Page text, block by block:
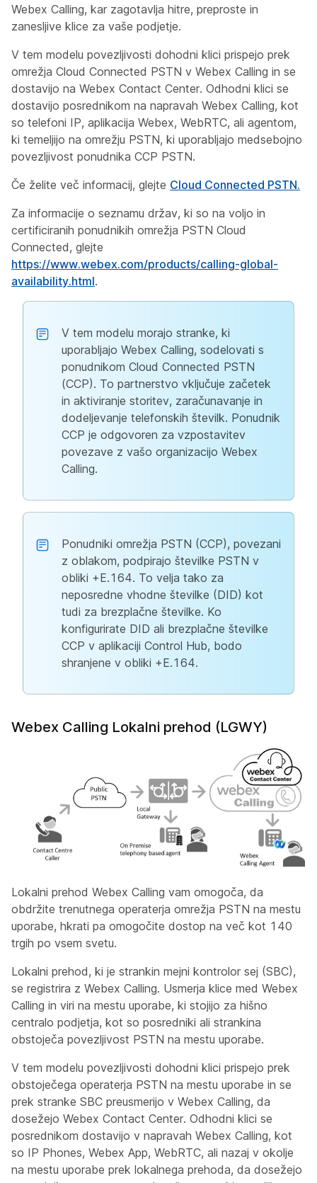
Webex Calling, kar zagotavlja hitre, preproste in
zanesljive klice za vaše podjetje.
V tem modelu povezljivosti dohodni klici prispejo prek
omrežja Cloud Connected PSTN v Webex Calling in se
dostavijo na Webex Contact Center. Odhodni klici se
dostavijo posrednikom na napravah Webex Calling, kot
so telefoni IP, aplikacija Webex, WebRTC, ali agentom,
ki temeljijo na omrežju PSTN, ki uporabljajo medsebojno
povezljivost ponudnika CCP PSTN.
Če želite več informacij, glejte Cloud Connected PSTN.
Za informacije o seznamu držav, ki so na voljo in
certificiranih ponudnikih omrežja PSTN Cloud
Connected, glejte
https://www.webex.com/products/calling-global-
availability.html.
V tem modelu morajo stranke, ki
uporabljajo Webex Calling, sodelovati s
ponudnikom Cloud Connected PSTN
(CCP). To partnerstvo vključuje začetek
in aktiviranje storitev, zaračunavanje in
dodeljevanje telefonskih številk. Ponudnik
CCP je odgovoren za vzpostavitev
povezave z vašo organizacijo Webex
Calling.
Ponudniki omrežja PSTN (CCP), povezani
z oblakom, podpirajo številke PSTN v
obliki +E.164. To velja tako za
neposredne vhodne številke (DID) kot
tudi za brezplačne številke. Ko
konfigurirate DID ali brezplačne številke
CCP v aplikaciji Control Hub, bodo
shranjene v obliki +E.164.
Webex Calling Lokalni prehod (LGWY)
Lokalni prehod Webex Calling vam omogoča, da
obdržite trenutnega operaterja omrežja PSTN na mestu
uporabe, hkrati pa omogočite dostop na več kot 140
trgih po vsem svetu.
Lokalni prehod, ki je strankin mejni kontrolor sej (SBC),
se registrira z Webex Calling. Usmerja klice med Webex
Calling in viri na mestu uporabe, ki stojijo za hišno
centralo podjetja, kot so posredniki ali strankina
obstoječa povezljivost PSTN na mestu uporabe.
V tem modelu povezljivosti dohodni klici prispejo prek
obstoječega operaterja PSTN na mestu uporabe in se
prek stranke SBC preusmerijo v Webex Calling, da
dosežejo Webex Contact Center. Odhodni klici se
posrednikom dostavijo v napravah Webex Calling, kot
so IP Phones, Webex App, WebRTC, ali nazaj v okolje
na mestu uporabe prek lokalnega prehoda, da dosežejo